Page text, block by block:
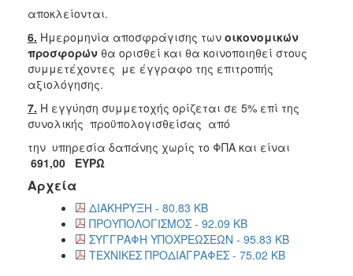
αποκλείονται.
6. Ημερομηνία αποσφράγισης των οικονομικών
προσφορών θα ορισθεί και θα κοινοποιηθεί στους
συμμετέχοντες με έγγραφο της επιτροπής
αξιολόγησης.
7. Η εγγύηση συμμετοχής ορίζεται σε 5% επί της
συνολικής προϋπολογισθείσας από
την υπηρεσία δαπάνης χωρίς το ΦΠΑ και είναι
691,00 ΕΥΡΩ
Αρχεία
ΔΙΑΚΗΡΥΞΗ - 80.83 KB
ΠΡΟΥΠΟΛΟΓΙΣΜΟΣ - 92.09 KB
ΣΥΓΓΡΑΦΗ ΥΠΟΧΡΕΩΣΕΩΝ - 95.83 KB
ΤΕΧΝΙΚΕΣ ΠΡΟΔΙΑΓΡΑΦΕΣ - 75.02 KB